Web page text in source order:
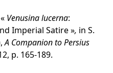
Venusina lucerna:
Imperial Satire », in S.
A Companion to Persius
p. 165-189.